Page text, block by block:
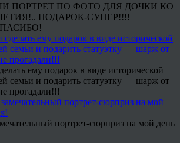
ПОРТРЕТ ПО ФОТО ДЛЯ ДОЧКИ КО
ПОДАРОК-СУПЕР!!!!
ему подарок в виде исторической
семьи и подарить статуэтку — шарж от
прогадали!!!
портрет-сюрприз на мой день